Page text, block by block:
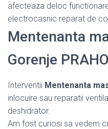
afecteaza deloc
electrocasnic reparat de
Mentenanta
Gorenje
Interventii Mentenanta
inlocuire sau reparatii
deshidrator.
Am fost curiosi sa vedem